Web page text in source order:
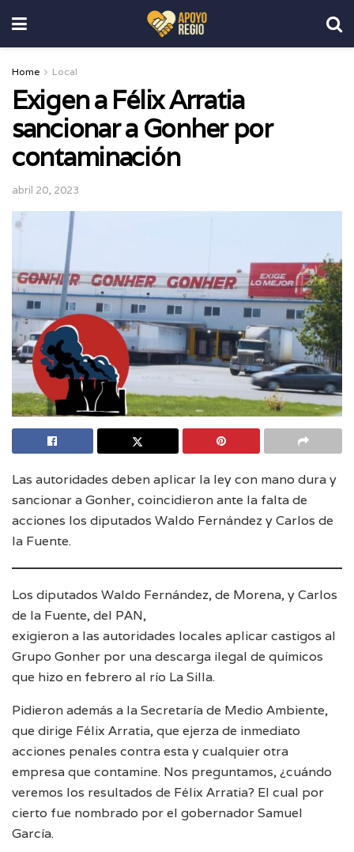
Home Local
Exigen a Félix Arratia
sancionar a Gonher por
contaminación
abril 20, 2023
Las autoridades deben aplicar la ley con mano dura y
sancionar a Gonher, coincidieron ante la falta de
acciones los diputados Waldo Fernández y Carlos de
la Fuente.
Los diputados Waldo Fernández, de Morena, y Carlos
de la Fuente, del PAN,
exigieron a las autoridades locales aplicar castigos al
Grupo Gonher por una descarga ilegal de químicos
que hizo en febrero al río La Silla.
Pidieron además a la Secretaría de Medio Ambiente,
que dirige Félix Arratia, que ejerza de inmediato
acciones penales contra esta y cualquier otra
empresa que contamine. Nos preguntamos, ¿cuándo
veremos los resultados de Félix Arratia? El cual por
cierto fue nombrado por el gobernador Samuel
García.